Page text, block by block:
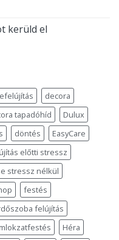
kerüld el
decora
tapadóhíd
Dulux
döntés
EasyCare
előtti stressz
stressz nélkül
festés
felújítás
Héra